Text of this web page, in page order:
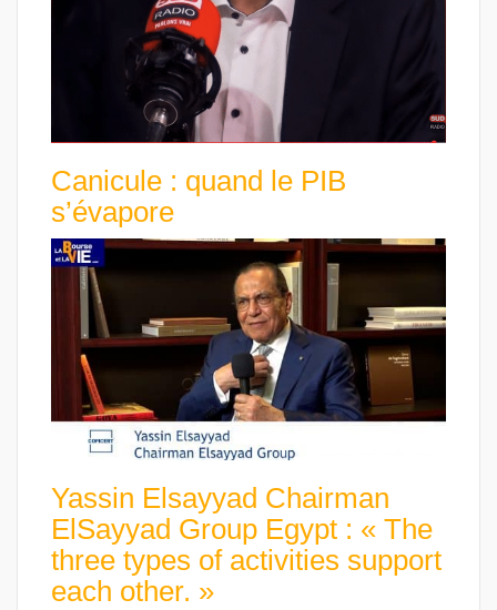
Canicule : quand le PIB
s’évapore
Yassin Elsayyad Chairman
ElSayyad Group Egypt : « The
three types of activities support
each other. »